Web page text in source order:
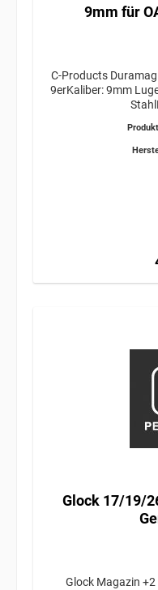
9mm für
C-Products
9erKaliber: 9mm
Glock 17/19/
Glock Magazin